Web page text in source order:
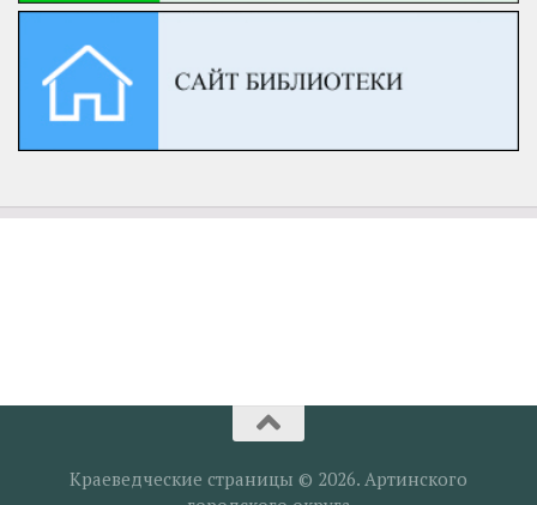
Краеведческие страницы © 2026. Артинского